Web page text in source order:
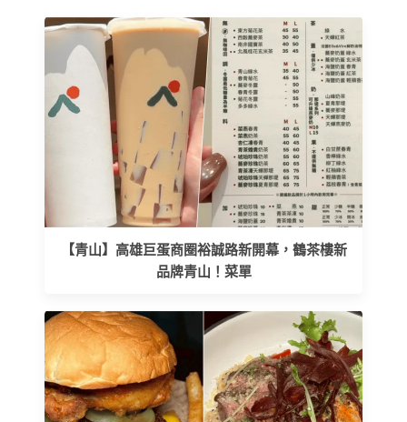
【青山】高雄巨蛋商圈裕誠路新開幕，鶴茶樓新
品牌青山！菜單